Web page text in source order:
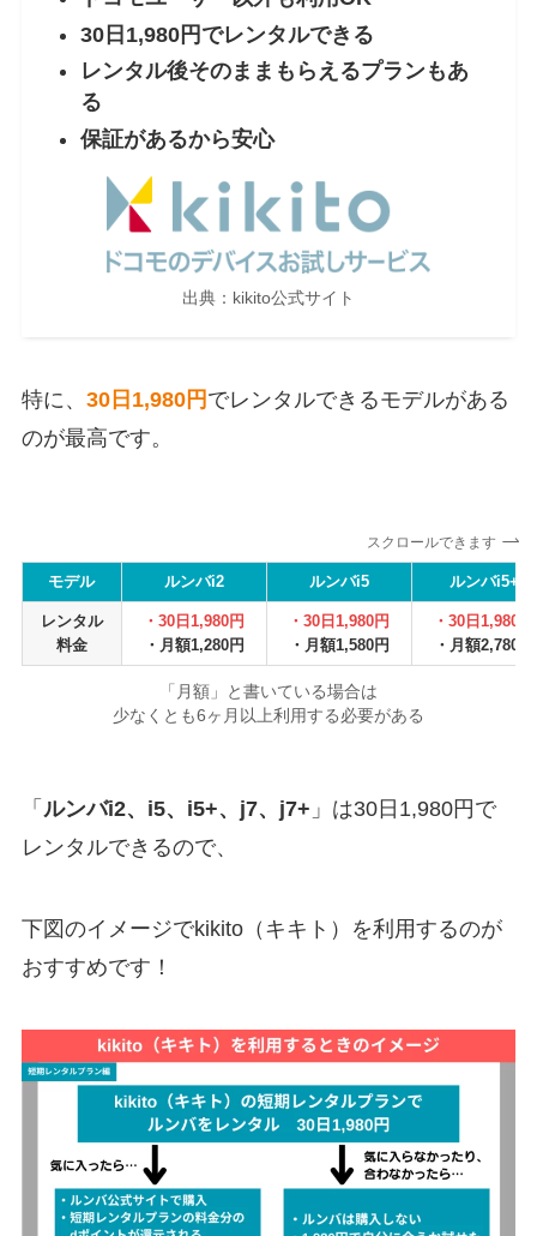
30日1,980円でレンタルできる
レンタル後そのままもらえるプランもあ
る
保証があるから安心
出典：kikito公式サイト
特に、 30日1,980円 でレンタルできるモデルがある
のが最高です。
スクロールできます
モデル ルンバi2 ルンバi5 ルンバi5+
レンタル
料金
・30日1,980円
・月額1,280円
・30日1,980円
・月額1,580円
・30日1,980円
・月額2,780円
「月額」と書いている場合は
少なくとも6ヶ月以上利用する必要がある
「 ルンバi2、i5、i5+、j7、j7+ 」は30日1,980円で
レンタルできるので、
下図のイメージでkikito（キキト）を利用するのが
おすすめです！